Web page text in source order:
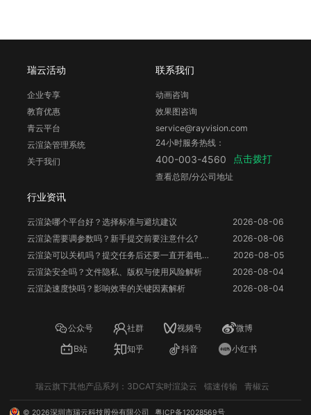
瑞云活动
企业专享
教育优惠
青云平台
云渲染管理系统
关于我们
行业资讯
云渲染哪个平台好？选择标准与避坑建议
2026-08-06
云渲染需要调参数吗？新手提交前要注意什么?
2026-08-06
云渲染可以关机吗？提交任务后还要一直开着电脑吗？
2026-08-05
云渲染安全吗？文件隐私、版权与使用风险解析
2026-08-04
云渲染速度快吗？影响效率的关键因素解析
2026-08-04
联系我们
动画咨询
效果图咨询
service@rayvision.com
24小时服务热线：
400-003-4560 点击拨打
查看总部/分公司地址
公众号 社群 视频号
微博
B站
知乎 抖音 小红书
瑞云旗下其他产品系列： 3DCAT实时渲染云 镭速传输 青椒云
© 2026深圳市瑞云科技股份有限公司 粤ICP备12028569号